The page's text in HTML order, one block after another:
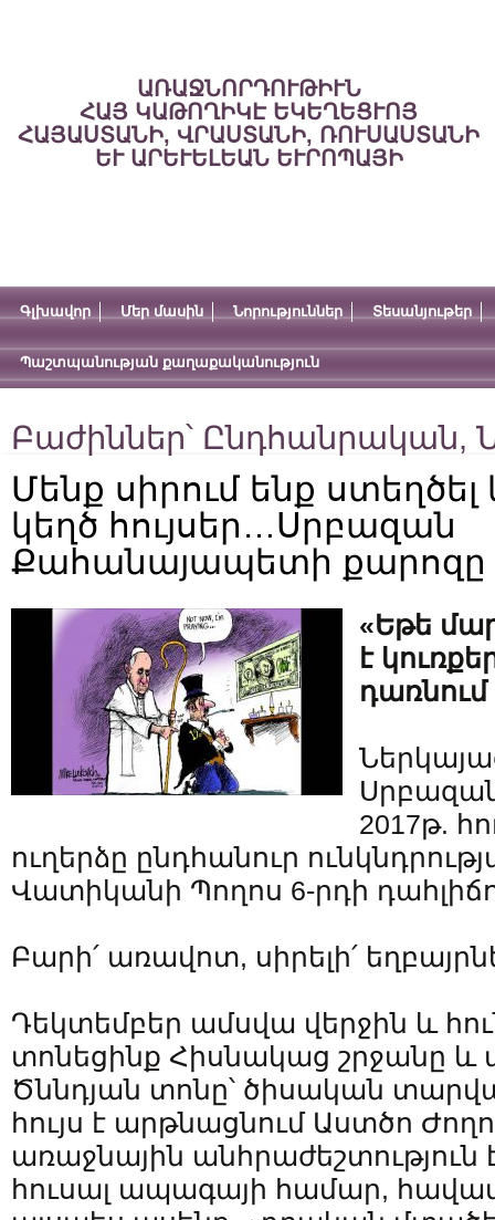
ԱՌԱՋՆՈՐԴՈՒԹԻՒՆ
ՀԱՅ ԿԱԹՈՂԻԿԷ ԵԿԵՂԵՑՒՈՅ
ՀԱՅԱՍՏԱՆԻ, ՎՐԱՍՏԱՆԻ, ՌՈՒՍԱՍՏԱՆԻ
ԵՒ ԱՐԵՒԵԼԵԱՆ ԵՒՐՈՊԱՅԻ
Գլխավոր Մեր մասին Նորություններ Տեսանյութեր
Պաշտպանության քաղաքականություն
Բաժիններ՝ Ընդհանրական,
Մենք սիրում ենք ստեղծել
կեղծ հույսեր…Սրբազան
Քահանայապետի քարոզը
«Եթե
է
2017թ.
ուղերձը ընդհանուր
Վատիկանի Պողոս 6-րդի
Բարի՛ առավոտ, սիրելի՛
Դեկտեմբեր ամսվա վերջին և
տոնեցինք Հիսնակաց շրջանը և
Ծննդյան տոնը՝ ծիսական
հույս է արթնացնում Աստծո
առաջնային անհրաժեշտություն
հուսալ ապագայի համար,